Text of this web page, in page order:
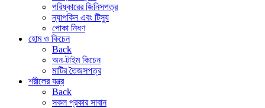
পরিষ্কারের জিনিসপত্র
ন্যাপকিন এবং টিস্যু
পোকা নিধণ
হোম ও কিচেন
Back
অন-টাইম কিচেন
মাটির তৈজসপত্র
শরীলের যন্ত্র
Back
সকল প্রকার সাবান